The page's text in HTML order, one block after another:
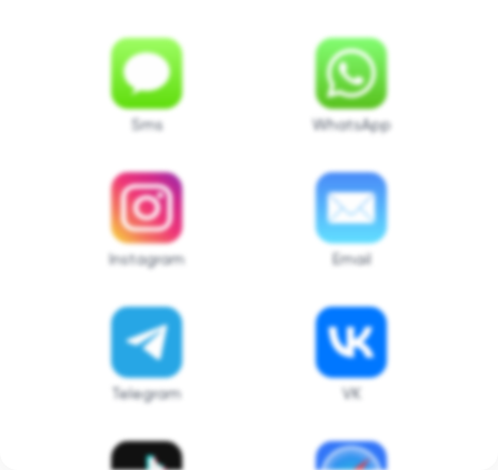
Sms WhatsApp
Instagram Email
Telegram VK